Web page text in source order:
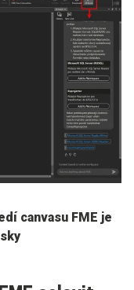
canvasu FME je